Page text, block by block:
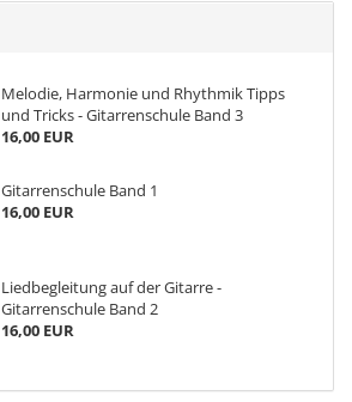
Melodie, Harmonie und Rhythmik Tipps
und Tricks - Gitarrenschule Band 3
16,00 EUR
Gitarrenschule Band 1
16,00 EUR
Liedbegleitung auf der Gitarre -
Gitarrenschule Band 2
16,00 EUR